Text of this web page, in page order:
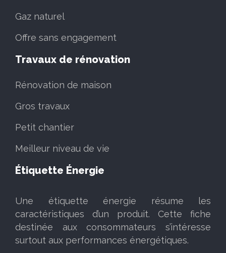
Gaz naturel
Offre sans engagement
Travaux de rénovation
Rénovation de maison
Gros travaux
Petit chantier
Meilleur niveau de vie
Étiquette Énergie
Une étiquette énergie résume les
caractéristiques d’un produit. Cette fiche
destinée aux consommateurs s’intéresse
surtout aux performances énergétiques.